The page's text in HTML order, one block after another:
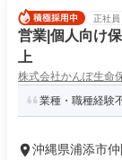
正社員
営業|個人向け
上
株式会社かんぽ生命
業種・職種経験
沖縄県浦添市仲